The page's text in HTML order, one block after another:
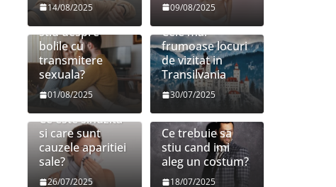
14/08/2025 09/08/2025
Ce trebuie sa
stiu despre
bolile cu
transmitere
sexuala?
01/08/2025
Cele mai
frumoase locuri
de vizitat in
Transilvania
30/07/2025
Ce este sinuzita
si care sunt
cauzele aparitiei
sale?
26/07/2025
Ce trebuie sa
stiu cand imi
aleg un costum?
18/07/2025